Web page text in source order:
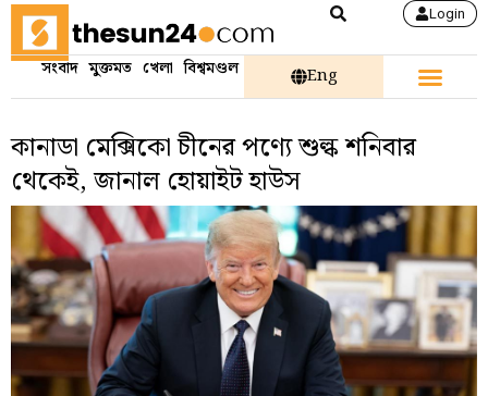
Login
সংবাদ মুক্তমত খেলা বিশ্বমণ্ডল Eng
কানাডা মেক্সিকো চীনের পণ্যে শুল্ক শনিবার
থেকেই, জানাল হোয়াইট হাউস